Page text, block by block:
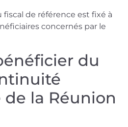
de référence est fixé à
concernés par le
du
la Réunion